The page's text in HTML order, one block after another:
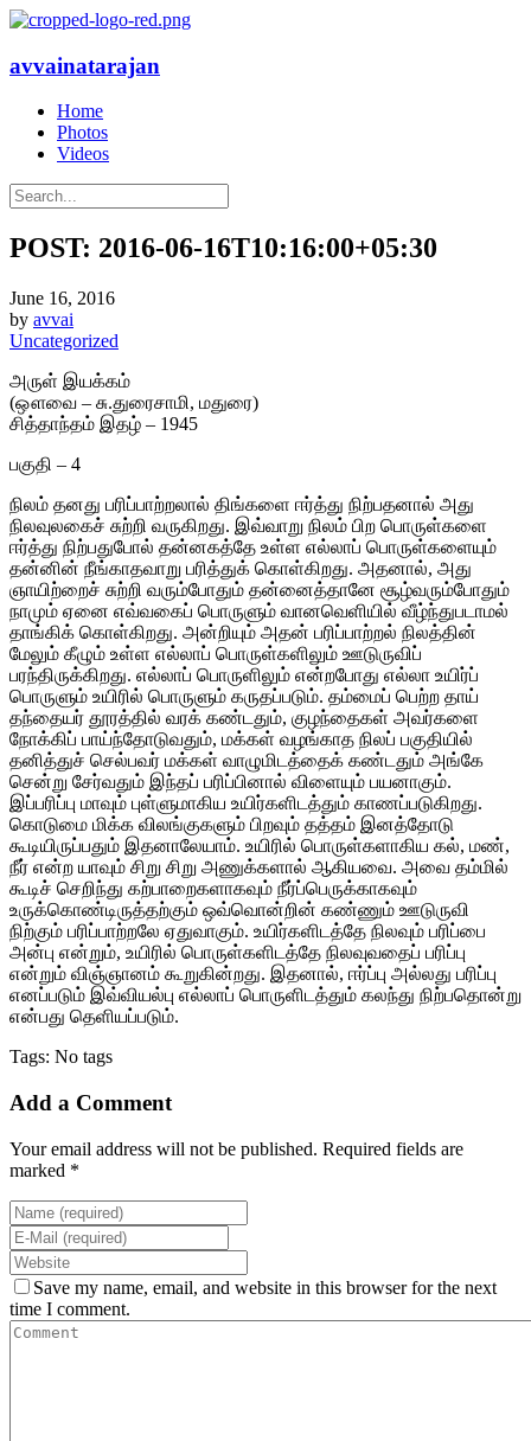
avvainatarajan
Home
Photos
Videos
POST: 2016-06-16T10:16:00+05:30
June 16, 2016
by avvai
Uncategorized
அருள் இயக்கம்
(ஔவை – சு.துரைசாமி, மதுரை)
சித்தாந்தம் இதழ் – 1945
பகுதி – 4
நிலம் தனது பரிப்பாற்றலால் திங்களை ஈர்த்து நிற்பதனால் அது
நிலவுலகைச் சுற்றி வருகிறது. இவ்வாறு நிலம் பிற பொருள்களை
ஈர்த்து நிற்பதுபோல் தன்னகத்தே உள்ள எல்லாப் பொருள்களையும்
தன்னின் நீங்காதவாறு பரித்துக் கொள்கிறது. அதனால், அது
ஞாயிற்றைச் சுற்றி வரும்போதும் தன்னைத்தானே சூழ்வரும்போதும்
நாமும் ஏனை எவ்வகைப் பொருளும் வானவெளியில் வீழ்ந்துபடாமல்
தாங்கிக் கொள்கிறது. அன்றியும் அதன் பரிப்பாற்றல் நிலத்தின்
மேலும் கீழும் உள்ள எல்லாப் பொருள்களிலும் ஊடுருவிப்
பரந்திருக்கிறது. எல்லாப் பொருளிலும் என்றபோது எல்லா உயிர்ப்
பொருளும் உயிரில் பொருளும் கருதப்படும். தம்மைப் பெற்ற தாய்
தந்தையர் தூரத்தில் வரக் கண்டதும், குழந்தைகள் அவர்களை
நோக்கிப் பாய்ந்தோடுவதும், மக்கள் வழங்காத நிலப் பகுதியில்
தனித்துச் செல்பவர் மக்கள் வாழுமிடத்தைக் கண்டதும் அங்கே
சென்று சேர்வதும் இந்தப் பரிப்பினால் விளையும் பயனாகும்.
இப்பரிப்பு மாவும் புள்ளுமாகிய உயிர்களிடத்தும் காணப்படுகிறது.
கொடுமை மிக்க விலங்குகளும் பிறவும் தத்தம் இனத்தோடு
கூடியிருப்பதும் இதனாலேயாம். உயிரில் பொருள்களாகிய கல், மண்,
நீர் என்ற யாவும் சிறு சிறு அணுக்களால் ஆகியவை. அவை தம்மில்
கூடிச் செறிந்து கற்பாறைகளாகவும் நீர்ப்பெருக்காகவும்
உருக்கொண்டிருத்தற்கும் ஒவ்வொன்றின் கண்ணும் ஊடுருவி
நிற்கும் பரிப்பாற்றலே ஏதுவாகும். உயிர்களிடத்தே நிலவும் பரிப்பை
அன்பு என்றும், உயிரில் பொருள்களிடத்தே நிலவுவதைப் பரிப்பு
என்றும் விஞ்ஞானம் கூறுகின்றது. இதனால், ஈர்ப்பு அல்லது பரிப்பு
எனப்படும் இவ்வியல்பு எல்லாப் பொருளிடத்தும் கலந்து நிற்பதொன்று
என்பது தெளியப்படும்.
Tags: No tags
Add a Comment
Your email address will not be published. Required fields are
marked *
Save my name, email, and website in this browser for the next
time I comment.